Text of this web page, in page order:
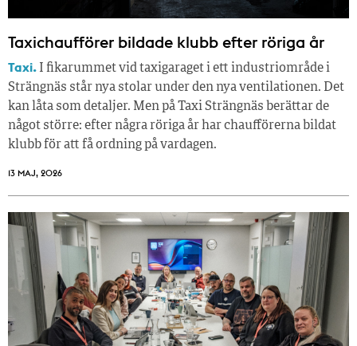
Taxichaufförer bildade klubb efter röriga år
Taxi. I fikarummet vid taxigaraget i ett industriområde i
Strängnäs står nya stolar under den nya ventilationen. Det
kan låta som detaljer. Men på Taxi Strängnäs berättar de
något större: efter några röriga år har chaufförerna bildat
klubb för att få ordning på vardagen.
13 MAJ, 2026